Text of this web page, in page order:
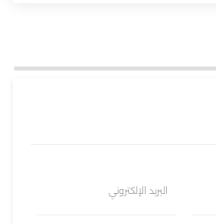
البريد الإلكتروني